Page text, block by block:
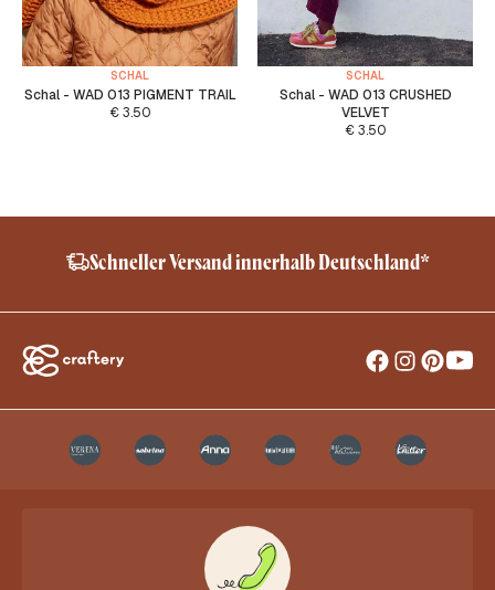
SCHAL
Schal - WAD 013 PIGMENT TRAIL
€3.50
SCHAL
Schal - WAD 013 CRUSHED
VELVET
€3.50
Schneller Versand innerhalb Deutschland*